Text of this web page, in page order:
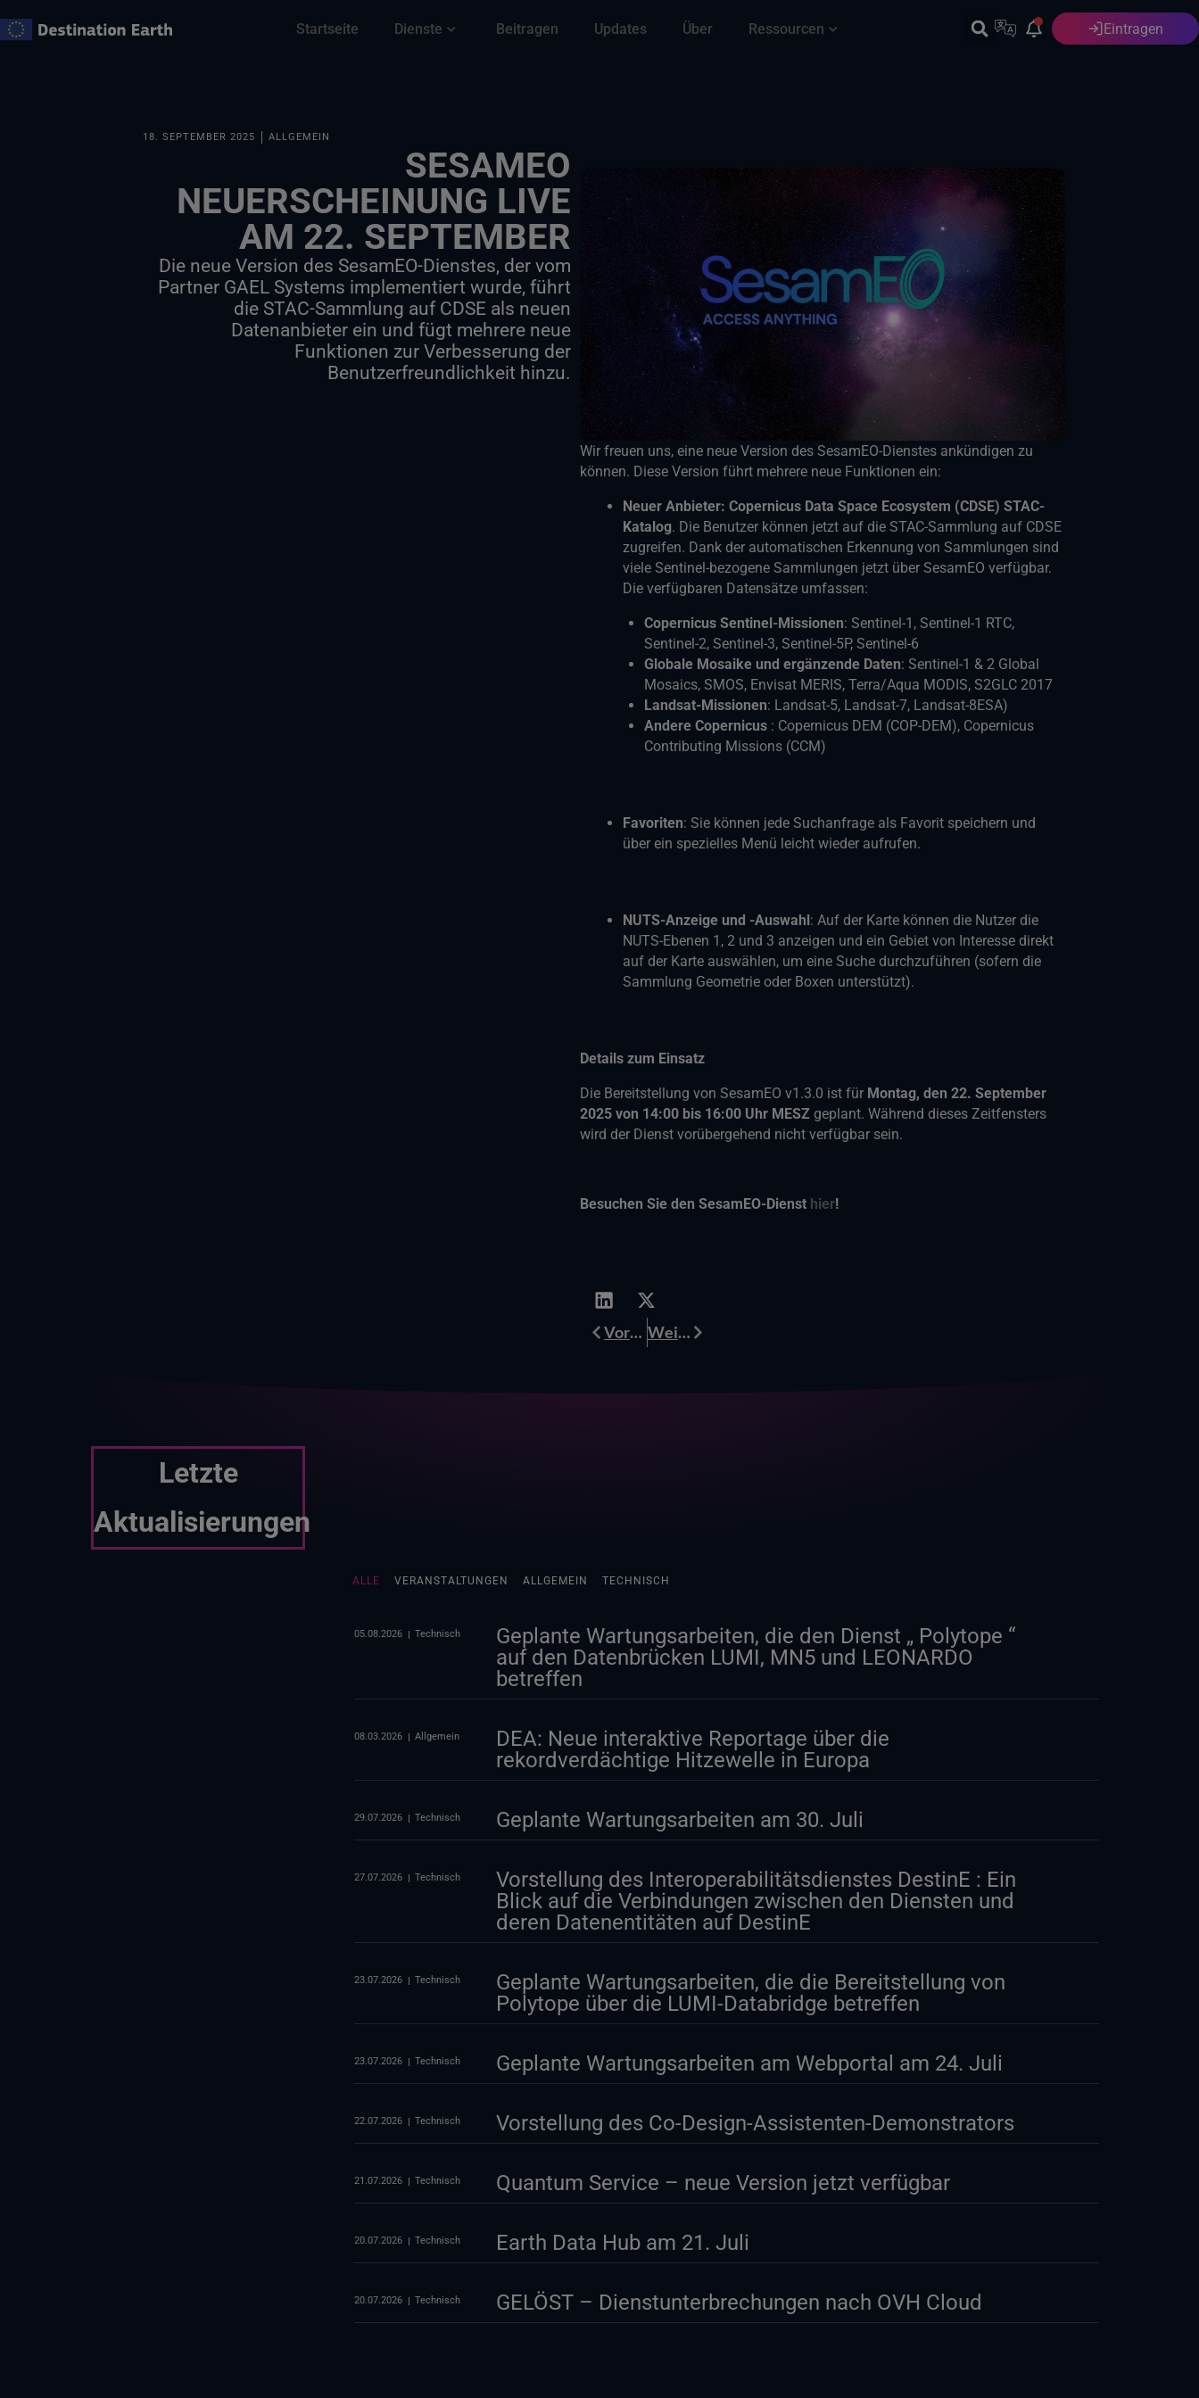
Inhalt
Startseite Dienste Beitragen Updates Über Ressourcen Deutsch Eintragen
18. SEPTEMBER 2025 ALLGEMEIN
SESAMEO
NEUERSCHEINUNG LIVE
AM 22. SEPTEMBER
Die neue Version des SesamEO-Dienstes, der vom
Partner GAEL Systems implementiert wurde, führt
die STAC-Sammlung auf CDSE als neuen
Datenanbieter ein und fügt mehrere neue
Funktionen zur Verbesserung der
Benutzerfreundlichkeit hinzu.
Wir freuen uns, eine neue Version des SesamEO-Dienstes ankündigen zu
können. Diese Version führt mehrere neue Funktionen ein:
Neuer Anbieter: Copernicus Data Space Ecosystem (CDSE) STAC-
Katalog. Die Benutzer können jetzt auf die STAC-Sammlung auf CDSE
zugreifen. Dank der automatischen Erkennung von Sammlungen sind
viele Sentinel-bezogene Sammlungen jetzt über SesamEO verfügbar.
Die verfügbaren Datensätze umfassen:
Copernicus Sentinel-Missionen: Sentinel-1, Sentinel-1 RTC,
Sentinel-2, Sentinel-3, Sentinel-5P, Sentinel-6
Globale Mosaike und ergänzende Daten: Sentinel-1 & 2 Global
Mosaics, SMOS, Envisat MERIS, Terra/Aqua MODIS, S2GLC 2017
Landsat-Missionen: Landsat-5, Landsat-7, Landsat-8ESA)
Andere Copernicus : Copernicus DEM (COP-DEM), Copernicus
Contributing Missions (CCM)
Favoriten: Sie können jede Suchanfrage als Favorit speichern und
über ein spezielles Menü leicht wieder aufrufen.
NUTS-Anzeige und -Auswahl: Auf der Karte können die Nutzer die
NUTS-Ebenen 1, 2 und 3 anzeigen und ein Gebiet von Interesse direkt
auf der Karte auswählen, um eine Suche durchzuführen (sofern die
Sammlung Geometrie oder Boxen unterstützt).
Details zum Einsatz
Die Bereitstellung von SesamEO v1.3.0 ist für Montag, den 22. September
2025 von 14:00 bis 16:00 Uhr MESZgeplant. Während dieses Zeitfensters
wird der Dienst vorübergehend nicht verfügbar sein.
Besuchen Sie den SesamEO-Dienst hier!
Prev Vorherige Weiter Weiter
Letzte
Aktualisierungen
VERANSTALTUNGEN ALLGEMEIN TECHNISCH
ALLE
05.08.2026 Technisch
Geplante Wartungsarbeiten, die den Dienst „ Polytope “
auf den Datenbrücken LUMI, MN5 und LEONARDO
betreffen
08.03.2026 Allgemein
DEA: Neue interaktive Reportage über die
rekordverdächtige Hitzewelle in Europa
29.07.2026 Technisch Geplante Wartungsarbeiten am 30. Juli
27.07.2026 Technisch
Vorstellung des Interoperabilitätsdienstes DestinE : Ein
Blick auf die Verbindungen zwischen den Diensten und
deren Datenentitäten auf DestinE
23.07.2026 Technisch
Geplante Wartungsarbeiten, die die Bereitstellung von
Polytope über die LUMI-Databridge betreffen
23.07.2026 Technisch Geplante Wartungsarbeiten am Webportal am 24. Juli
22.07.2026 Technisch Vorstellung des Co-Design-Assistenten-Demonstrators
21.07.2026 Technisch Quantum Service – neue Version jetzt verfügbar
20.07.2026 Technisch Earth Data Hub am 21. Juli
20.07.2026 Technisch GELÖST – Dienstunterbrechungen nach OVH Cloud